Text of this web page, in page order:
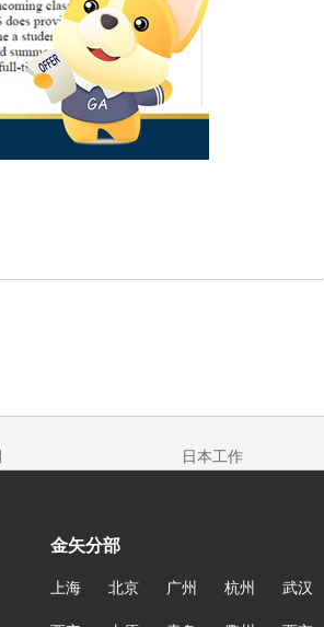
日本工作
金矢分部
上海 北京 广州 杭州 武汉